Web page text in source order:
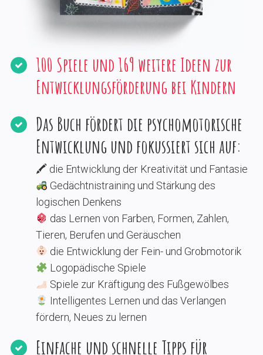
100 Spiele und 169 weitere Ideen zur
Entwicklungsförderung bei Kindern
Das Buch fördert die psychomotorische
Entwicklung und fokussiert sich auf:
🖍 die Entwicklung der Kreativität und Fantasie
Gedächtnistraining und Stärkung des
logischen Denkens
das Lernen von Farben, Formen, Zahlen,
Tieren, Berufen und Geräuschen
die Entwicklung der Fein- und Grobmotorik
Logopädische Spiele
Spiele zur Kräftigung des Fußgewölbes
Intelligentes Lernen und das Verlangen
fördern, Neues zu lernen
Einfache und schnelle Tipps für